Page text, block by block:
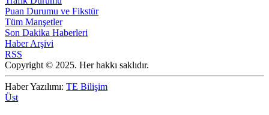
Puan Durumu ve Fikstür
Tüm Manşetler
Son Dakika Haberleri
Haber Arşivi
RSS
Copyright © 2025. Her hakkı saklıdır.
Haber Yazılımı: TE Bilişim
Üst